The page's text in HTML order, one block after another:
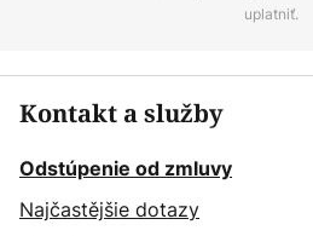
uplatniť.
Kontakt a služby
Odstúpenie od zmluvy
Najčastějšie dotazy